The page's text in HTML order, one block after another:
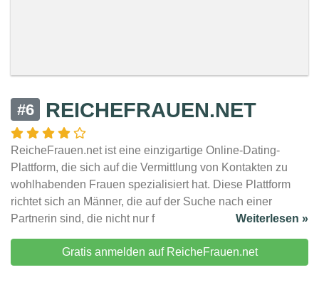
#6 REICHEFRAUEN.NET
ReicheFrauen.net ist eine einzigartige Online-Dating-
Plattform, die sich auf die Vermittlung von Kontakten zu
wohlhabenden Frauen spezialisiert hat. Diese Plattform
richtet sich an Männer, die auf der Suche nach einer
Partnerin sind, die nicht nur f
Weiterlesen »
Gratis anmelden auf ReicheFrauen.net